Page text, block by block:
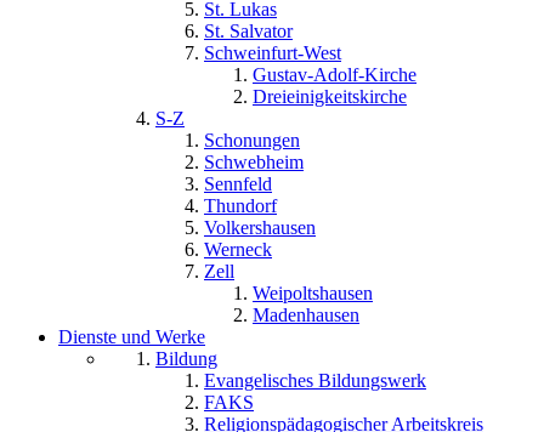
St. Lukas
St. Salvator
Schweinfurt-West
Gustav-Adolf-Kirche
Dreieinigkeitskirche
S-Z
Schonungen
Schwebheim
Sennfeld
Thundorf
Volkershausen
Werneck
Zell
Weipoltshausen
Madenhausen
Dienste und Werke
Bildung
Evangelisches Bildungswerk
FAKS
Religionspädagogischer Arbeitskreis